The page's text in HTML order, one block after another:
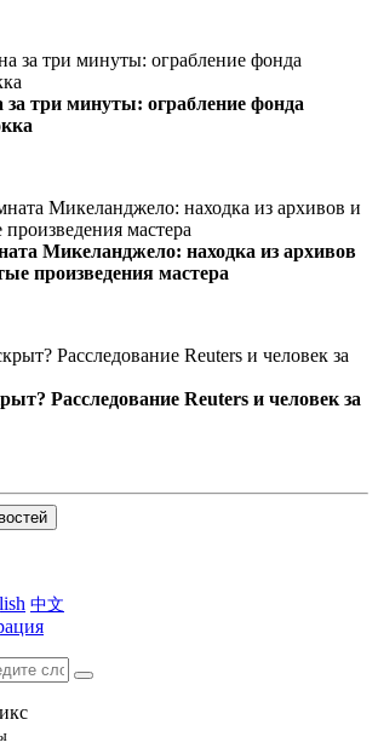
за три минуты: ограбление фонда
Микеланджело: находка из архивов
произведения мастера
Расследование Reuters и человек за
中文